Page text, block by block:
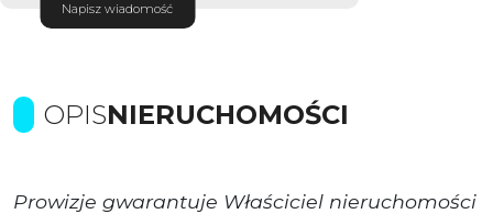
Napisz wiadomość
OPISNIERUCHOMOŚCI
Prowizje gwarantuje Właściciel nieruchomości